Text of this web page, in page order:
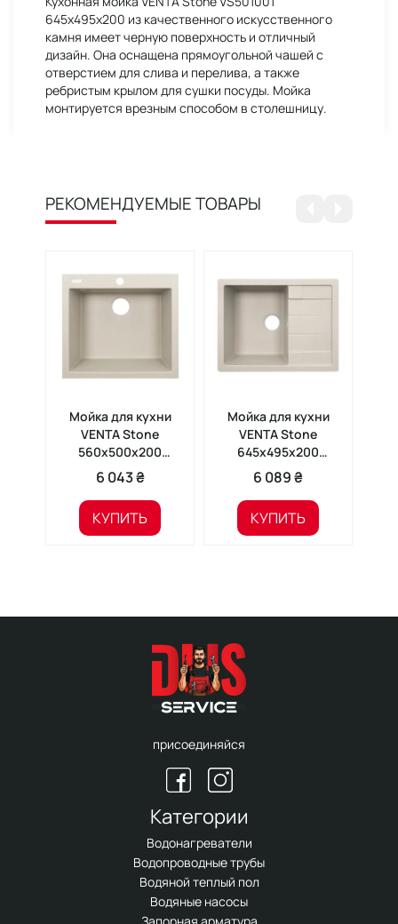
645х495х200 из качественного искусственного
камня имеет черную поверхность и отличный
дизайн. Она оснащена прямоугольной чашей с
отверстием для слива и перелива, а также
ребристым крылом для сушки посуды. Мойка
монтируется врезным способом в столешницу.
РЕКОМЕНДУЕМЫЕ ТОВАРЫ
Мойка для кухни
VENTA Stone
560х500х200
VS502003
6 043 ₴
КУПИТЬ
Мойка для кухни
VENTA Stone
645х495х200
VS501003
6 089 ₴
КУПИТЬ
присоединяйся
Категории
Водонагреватели
Водопроводные трубы
Водяной теплый пол
Водяные насосы